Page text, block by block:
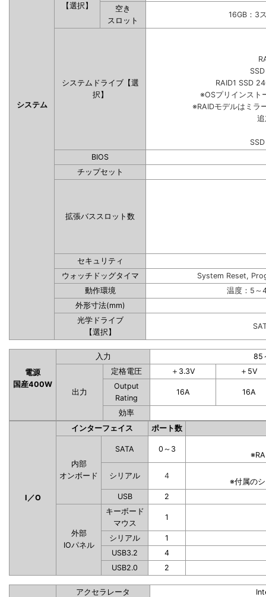
システム
【選択】
空き
スロット
16GB：3
システムドライブ【選
択】
RAID1 SSD
※OSプリインスト
※RAIDモデルはミラ
BIOS
チップセット
拡張バススロット数
セキュリティ
ウォッチドッグタイマ
System Reset,
動作環境
温度：5～
外形寸法(mm)
光学ドライブ
【選択】
電源
国産400W
入力 85
出力
定格電圧 ＋3.3V
＋5V
Output
Rating
16A 16A
効率
I／O
インターフェイス ポート数
内部
オンボード
SATA 0～3
シリアル 4
※付属の
USB
2
外部
IOパネル
キーボード
マウス
1
シリアル
1
USB3.2
4
USB2.0
2
アクセラレータ